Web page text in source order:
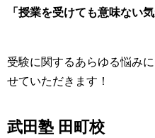
「授業を受けても意味ない
受験に関するあらゆる悩み
せていただきます！
武田塾 田町校